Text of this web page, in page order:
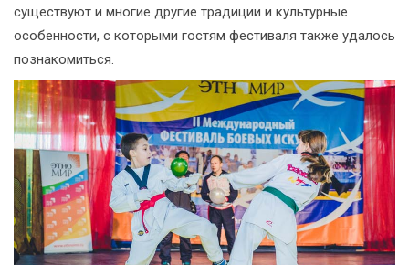
существуют и многие другие традиции и культурные
особенности, с которыми гостям фестиваля также удалось
познакомиться.